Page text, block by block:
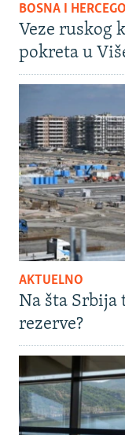
BOSNA I
Veze ruskog
pokreta u
AKTUELNO
Na šta
rezerve?